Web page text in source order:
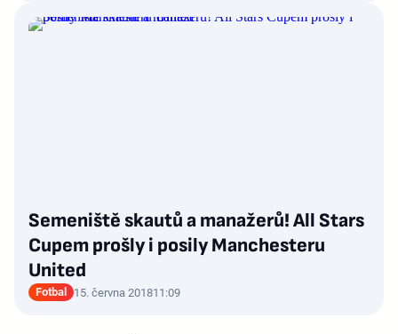
Semeniště skautů a manažerů! All Stars
Cupem prošly i posily Manchesteru
United
Fotbal 15. června 201811:09